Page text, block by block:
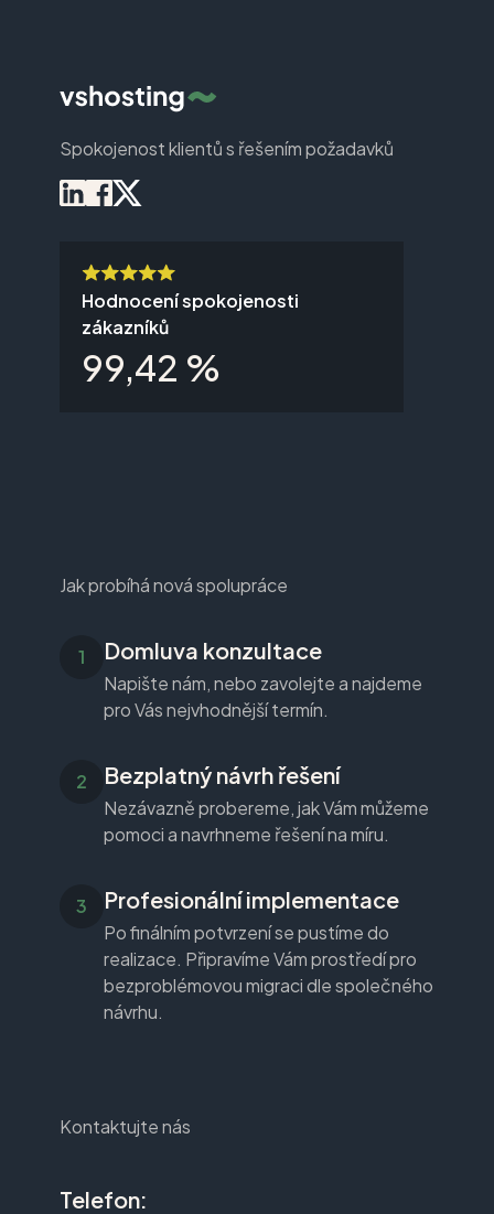
Spokojenost klientů s řešením požadavků
Hodnocení spokojenosti
zákazníků
99,42 %
Jak probíhá nová spolupráce
Domluva konzultace
Napište nám, nebo zavolejte a najdeme
pro Vás nejvhodnější termín.
Bezplatný návrh řešení
Nezávazně probereme, jak Vám můžeme
pomoci a navrhneme řešení na míru.
Profesionální implementace
Po finálním potvrzení se pustíme do
realizace. Připravíme Vám prostředí pro
bezproblémovou migraci dle společného
návrhu.
Kontaktujte nás
Telefon: